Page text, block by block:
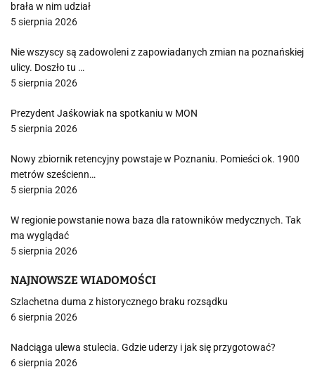
brała w nim udział
5 sierpnia 2026
Nie wszyscy są zadowoleni z zapowiadanych zmian na poznańskiej
ulicy. Doszło tu …
5 sierpnia 2026
Prezydent Jaśkowiak na spotkaniu w MON
5 sierpnia 2026
Nowy zbiornik retencyjny powstaje w Poznaniu. Pomieści ok. 1900
metrów sześcienn…
5 sierpnia 2026
W regionie powstanie nowa baza dla ratowników medycznych. Tak
ma wyglądać
5 sierpnia 2026
NAJNOWSZE WIADOMOŚCI
Szlachetna duma z historycznego braku rozsądku
6 sierpnia 2026
Nadciąga ulewa stulecia. Gdzie uderzy i jak się przygotować?
6 sierpnia 2026